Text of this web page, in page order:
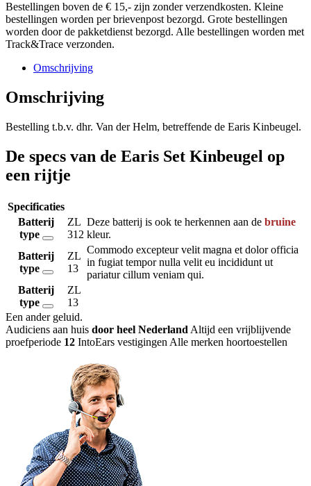
Bestellingen boven de € 15,- zijn zonder verzendkosten. Kleine
bestellingen worden per brievenpost bezorgd. Grote bestellingen
worden door de pakketdienst bezorgd. Alle bestellingen worden met
Track&Trace verzonden.
Omschrijving
Omschrijving
Bestelling t.b.v. dhr. Van der Helm, betreffende de Earis Kinbeugel.
De specs van de Earis Set Kinbeugel op
een rijtje
Specificaties
Batterij
type
ZL
312
Deze batterij is ook te herkennen aan de bruine
kleur.
Batterij
type
ZL
13
Commodo excepteur velit magna et dolor officia
in fugiat tempor nulla velit eu incididunt ut
pariatur cillum veniam qui.
Batterij
type
ZL
13
Een ander geluid.
Audiciens aan huis door heel Nederland Altijd een vrijblijvende
proefperiode 12 IntoEars vestigingen Alle merken hoortoestellen